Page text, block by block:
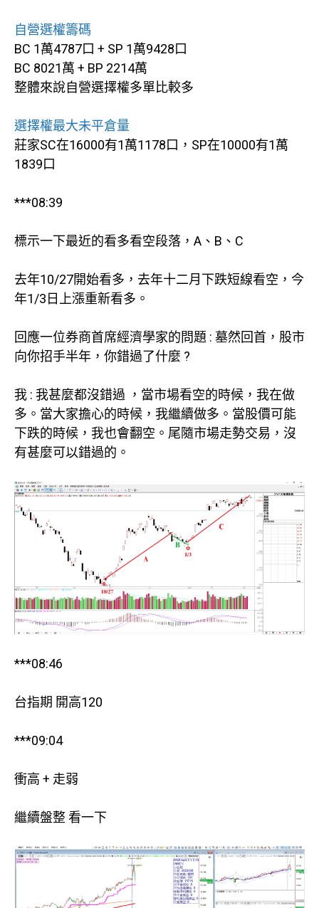
自營選權籌碼
BC 1萬4787口 + SP 1萬9428口
BC 8021萬 + BP 2214萬
整體來說自營選擇權多單比較多
選擇權最大未平倉量
莊家SC在16000有1萬1178口，SP在10000有1萬
1839口
***08:39
標示一下最近的看多看空段落，A、B、C
去年10/27開始看多，去年十二月下跌短線看空，今
年1/3日上漲重新看多。
回應一位券商首席經濟學家的問題 : 墓然回首，股市
向你招手半年，你錯過了什麼 ?
我 : 我甚麼都沒錯過 ，當市場看空的時候，我在做
多。當大家擔心的時候，我繼續做多。當股價可能
下跌的時候，我也會翻空。尾隨市場走勢交易，沒
有甚麼可以錯過的。
***08:46
台指期 開高120
***09:04
衝高 + 走弱
繼續盤整 看一下